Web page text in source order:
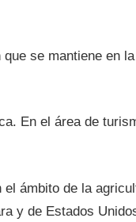
se mantiene en
En el área de
ámbito de la
y de Estados